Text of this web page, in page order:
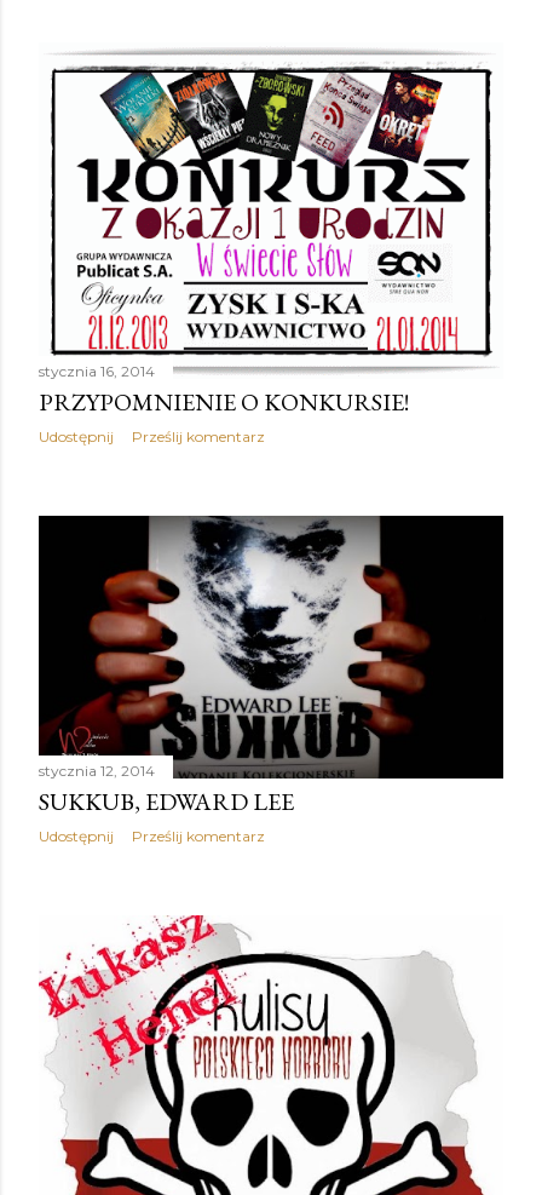
stycznia 16, 2014
PRZYPOMNIENIE O KONKURSIE!
Udostępnij Prześlij komentarz
stycznia 12, 2014
SUKKUB, EDWARD LEE
Udostępnij Prześlij komentarz